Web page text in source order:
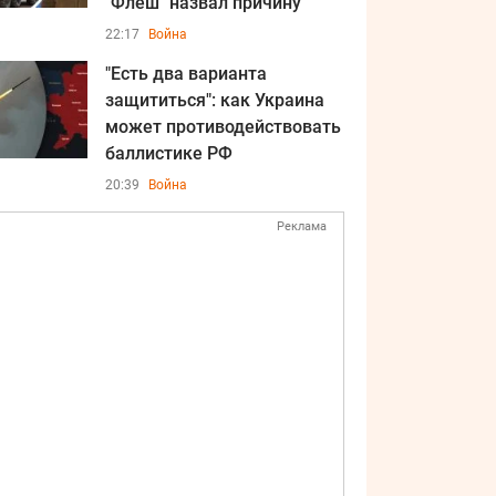
22:17 Война
"Есть два варианта
защититься": как Украина
может противодействовать
баллистике РФ
20:39 Война
Реклама